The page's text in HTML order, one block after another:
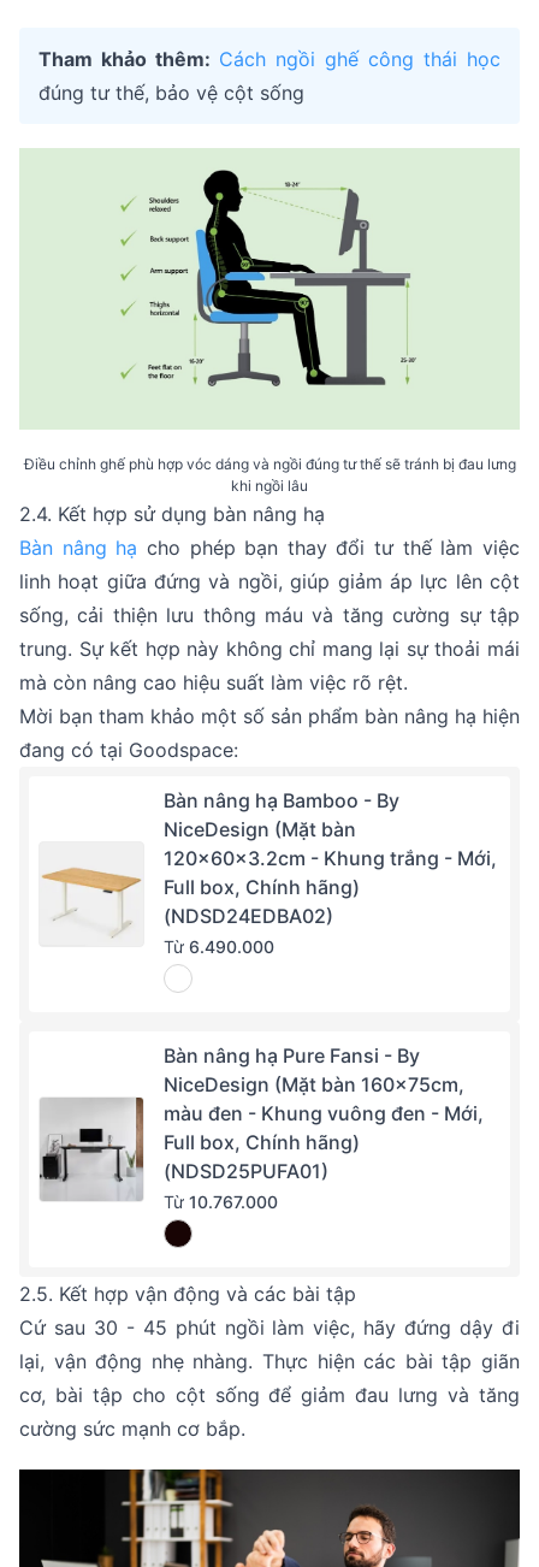
Tham khảo thêm: Cách ngồi ghế công thái học
đúng tư thế, bảo vệ cột sống
Điều chỉnh ghế phù hợp vóc dáng và ngồi đúng tư thế sẽ tránh bị đau lưng
khi ngồi lâu
2.4. Kết hợp sử dụng bàn nâng hạ
Bàn nâng hạ cho phép bạn thay đổi tư thế làm việc
linh hoạt giữa đứng và ngồi, giúp giảm áp lực lên cột
sống, cải thiện lưu thông máu và tăng cường sự tập
trung. Sự kết hợp này không chỉ mang lại sự thoải mái
mà còn nâng cao hiệu suất làm việc rõ rệt.
Mời bạn tham khảo một số sản phẩm bàn nâng hạ hiện
đang có tại Goodspace:
Bàn nâng hạ Bamboo - By
NiceDesign (Mặt bàn
120x60x3.2cm - Khung trắng - Mới,
Full box, Chính hãng)
(NDSD24EDBA02)
Từ 6.490.000
Bàn nâng hạ Pure Fansi - By
NiceDesign (Mặt bàn 160x75cm,
màu đen - Khung vuông đen - Mới,
Full box, Chính hãng)
(NDSD25PUFA01)
Từ 10.767.000
2.5. Kết hợp vận động và các bài tập
Cứ sau 30 - 45 phút ngồi làm việc, hãy đứng dậy đi
lại, vận động nhẹ nhàng. Thực hiện các bài tập giãn
cơ, bài tập cho cột sống để giảm đau lưng và tăng
cường sức mạnh cơ bắp.